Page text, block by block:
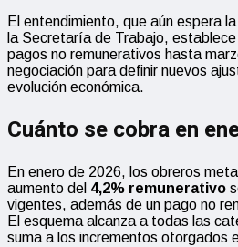
El entendimiento, que aún espera
la Secretaría de Trabajo,
pagos no remunerativos hasta
negociación para definir nuevos
evolución económica.
Cuánto se cobra en
En enero de 2026, los obreros
aumento del 4,2% remunerativo
vigentes, además de un pago no
El esquema alcanza a todas las
suma a los incrementos otorgados